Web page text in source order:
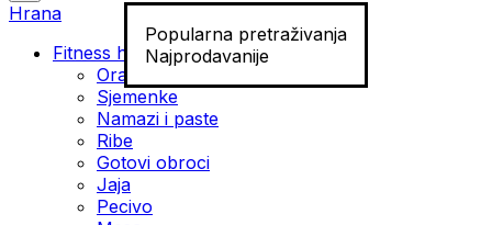
Popularna pretraživanja
Najprodavanije
Hrana
Fitness hrana
Orašasti plodovi
Sjemenke
Namazi i paste
Ribe
Gotovi obroci
Jaja
Pecivo